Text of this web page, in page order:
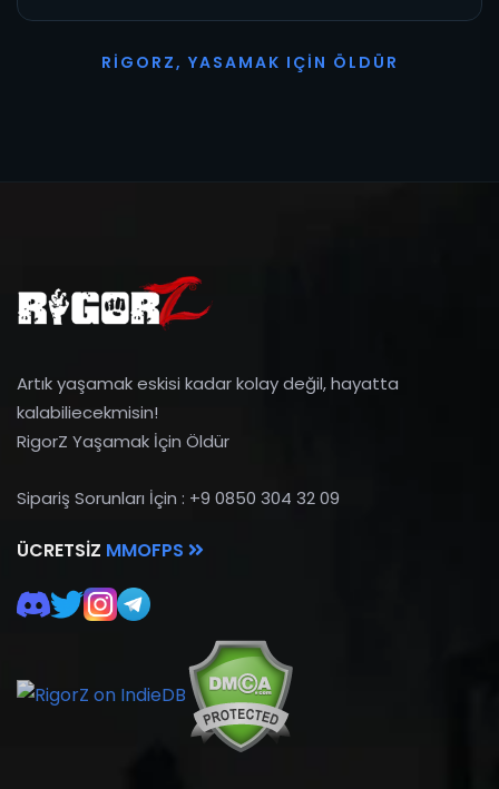
R I G O R Z, YASAMAK I ÇI N Ö L D Ü R
Artık yaşamak eskisi kadar kolay değil, hayatta
kalabiliecekmisin!
RigorZ Yaşamak İçin Öldür
Sipariş Sorunları İçin : +9 0850 304 32 09
ÜCRETSIZ MMOFPS